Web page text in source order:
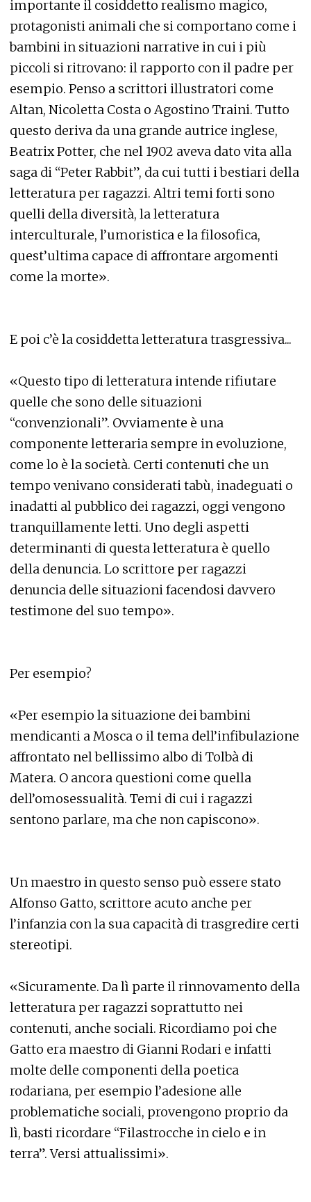
importante il cosiddetto realismo magico,
protagonisti animali che si comportano come i
bambini in situazioni narrative in cui i più
piccoli si ritrovano: il rapporto con il padre per
esempio. Penso a scrittori illustratori come
Altan, Nicoletta Costa o Agostino Traini. Tutto
questo deriva da una grande autrice inglese,
Beatrix Potter, che nel 1902 aveva dato vita alla
saga di “Peter Rabbit”, da cui tutti i bestiari della
letteratura per ragazzi. Altri temi forti sono
quelli della diversità, la letteratura
interculturale, l’umoristica e la filosofica,
quest’ultima capace di affrontare argomenti
come la morte».
E poi c’è la cosiddetta letteratura trasgressiva...
«Questo tipo di letteratura intende rifiutare
quelle che sono delle situazioni
“convenzionali”. Ovviamente è una
componente letteraria sempre in evoluzione,
come lo è la società. Certi contenuti che un
tempo venivano considerati tabù, inadeguati o
inadatti al pubblico dei ragazzi, oggi vengono
tranquillamente letti. Uno degli aspetti
determinanti di questa letteratura è quello
della denuncia. Lo scrittore per ragazzi
denuncia delle situazioni facendosi davvero
testimone del suo tempo».
Per esempio?
«Per esempio la situazione dei bambini
mendicanti a Mosca o il tema dell’infibulazione
affrontato nel bellissimo albo di Tolbà di
Matera. O ancora questioni come quella
dell’omosessualità. Temi di cui i ragazzi
sentono parlare, ma che non capiscono».
Un maestro in questo senso può essere stato
Alfonso Gatto, scrittore acuto anche per
l’infanzia con la sua capacità di trasgredire certi
stereotipi.
«Sicuramente. Da lì parte il rinnovamento della
letteratura per ragazzi soprattutto nei
contenuti, anche sociali. Ricordiamo poi che
Gatto era maestro di Gianni Rodari e infatti
molte delle componenti della poetica
rodariana, per esempio l’adesione alle
problematiche sociali, provengono proprio da
lì, basti ricordare “Filastrocche in cielo e in
terra”. Versi attualissimi».